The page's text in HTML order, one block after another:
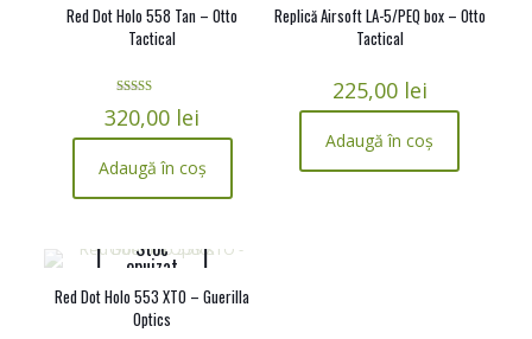
Red Dot Holo 558 Tan – Otto
Tactical
5.00
din 5
320,00 lei
Adaugă în coș
Replică Airsoft LA-5/PEQ box – Otto
Tactical
225,00 lei
Adaugă în coș
Stoc
epuizat
Red Dot Holo 553 XTO – Guerilla
Optics